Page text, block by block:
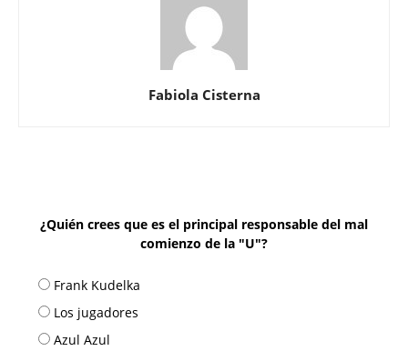
Fabiola Cisterna
¿Quién crees que es el principal responsable del mal
comienzo de la "U"?
Frank Kudelka
Los jugadores
Azul Azul